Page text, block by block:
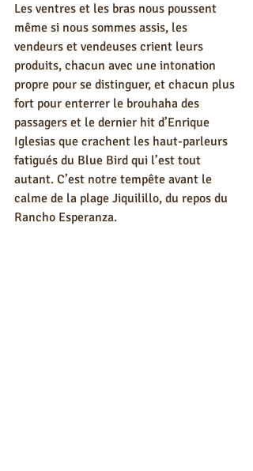
Les ventres et les bras nous poussent
même si nous sommes assis, les
vendeurs et vendeuses crient leurs
produits, chacun avec une intonation
propre pour se distinguer, et chacun plus
fort pour enterrer le brouhaha des
passagers et le dernier hit d’Enrique
Iglesias que crachent les haut-parleurs
fatigués du Blue Bird qui l’est tout
autant. C’est notre tempête avant le
calme de la plage Jiquilillo, du repos du
Rancho Esperanza.